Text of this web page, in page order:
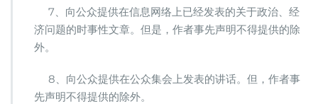
7、向公众提供在信息网络上已经发表的关于政治、经
济问题的时事性文章。但是，作者事先声明不得提供的除
外。
8、向公众提供在公众集会上发表的讲话。但，作者事
先声明不得提供的除外。